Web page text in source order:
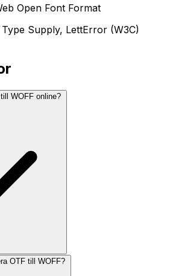
Open Font Format
Supply, LettError (W3C)
WOFF online?
OTF till WOFF?